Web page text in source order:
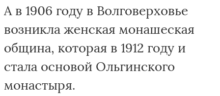
А в 1906 году в Волговерховье
возникла женская монашеская
община, которая в 1912 году и
стала основой Ольгинского
монастыря.